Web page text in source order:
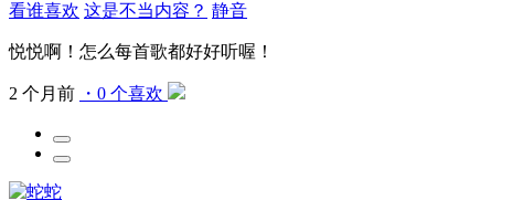
看谁喜欢 这是不当内容？ 静音
悦悦啊！怎么每首歌都好好听喔！
2 个月前 ・0 个喜欢